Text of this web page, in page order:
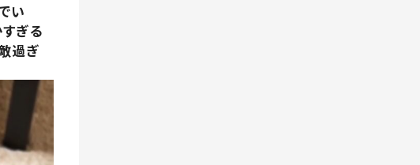
い
ぎる
過ぎ